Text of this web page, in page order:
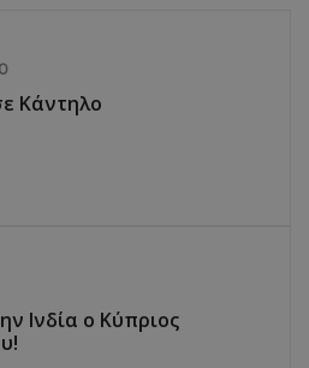
Κάντηλο
Ινδία ο Κύπριος